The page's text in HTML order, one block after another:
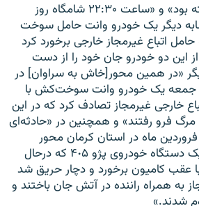
۱۵ زخمی بر جای گذاشته بود» و «ساعت ۲۲:۳۰ شامگاه روز
دیگر یک خودرو وانت حامل سوخت
اتباع غیرمجاز خارجی برخورد کرد
حادثه ٧ نفر از این دو خودرو جان خود را از دست
«در همین محور[خاش به سراوان] در
روز جمعه یک خودرو وانت سوخت‌کش با
خارجی غیرمجاز تصادف کرد که در این
به کام مرگ فرو رفتند» و همچنین در «حادثه‌ای
که بامداد روز شنبه ٢٩ فروردین‌ ماه در استان کرمان محور
رستم‌آباد – بم رخ داد یک دستگاه خودروی پژو ۴٠۵ که درحال
با عقب کامیون برخورد و دچار حریق شد
به همراه راننده در آتش جان باختند و